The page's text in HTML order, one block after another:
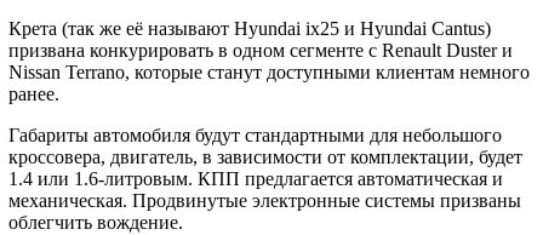
Крета (так же её называют Hyundai ix25 и Hyundai Cantus)
призвана конкурировать в одном сегменте с Renault Duster и
Nissan Terrano, которые станут доступными клиентам немного
ранее.
Габариты автомобиля будут стандартными для небольшого
кроссовера, двигатель, в зависимости от комплектации, будет
1.4 или 1.6-литровым. КПП предлагается автоматическая и
механическая. Продвинутые электронные системы призваны
облегчить вождение.